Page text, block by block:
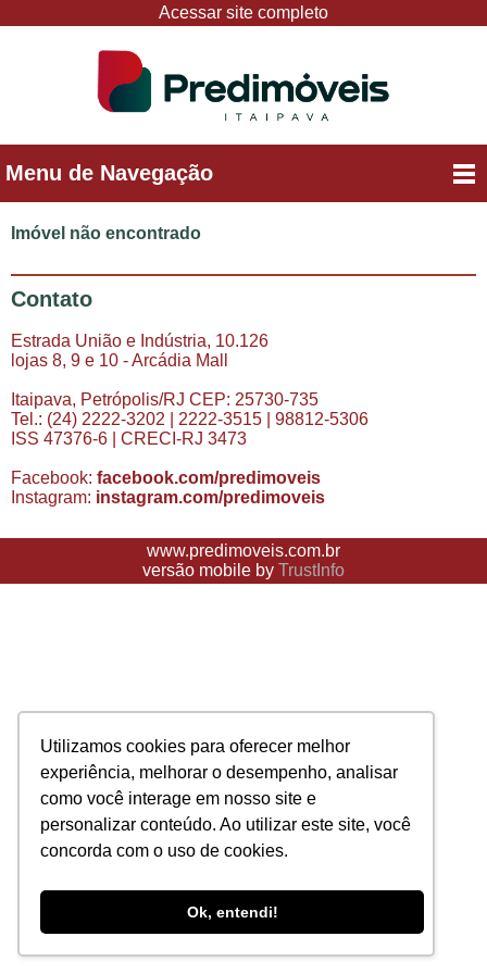
Utilizamos cookies para oferecer melhor
experiência, melhorar o desempenho, analisar
como você interage em nosso site e
personalizar conteúdo. Ao utilizar este site, você
concorda com o uso de cookies.
Ok, entendi!
Acessar site completo
Menu de Navegação
Imóvel não encontrado
Contato
Estrada União e Indústria, 10.126
lojas 8, 9 e 10 - Arcádia Mall
Itaipava, Petrópolis/RJ CEP: 25730-735
Tel.: (24) 2222-3202 | 2222-3515 | 98812-5306
ISS 47376-6 | CRECI-RJ 3473
Facebook: facebook.com/predimoveis
Instagram: instagram.com/predimoveis
www.predimoveis.com.br
versão mobile by TrustInfo